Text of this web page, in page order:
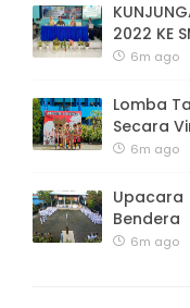
2022 KE
6m ago
Lomba
Secara
6m ago
Upacara
Bendera
6m ago